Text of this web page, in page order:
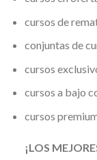
cursos de
conjuntas de
cursos
cursos a bajo
cursos
¡LOS